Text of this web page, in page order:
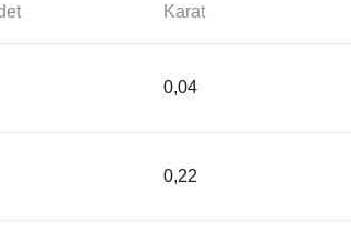
Karat
0,04
0,22